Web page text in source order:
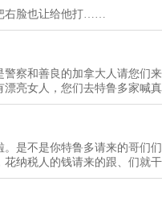
右脸也让给他打……
察和善良的加拿大人请您们
亮女人，您们去特鲁多家喊
是不是你特鲁多请来的哥们
纳税人的钱请来的跟、们就